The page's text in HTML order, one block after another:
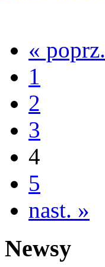
« poprz.
1
2
3
4
5
nast. »
Newsy